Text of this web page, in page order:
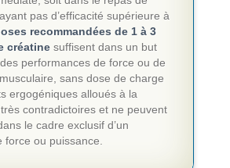
pas d’efficacité supérieure à
recommandées de 1 à 3
créatine suffisent dans un but
performances de force ou de
sans dose de charge
ergogéniques alloués à la
contradictoires et ne peuvent
le cadre exclusif d’un
ou puissance.